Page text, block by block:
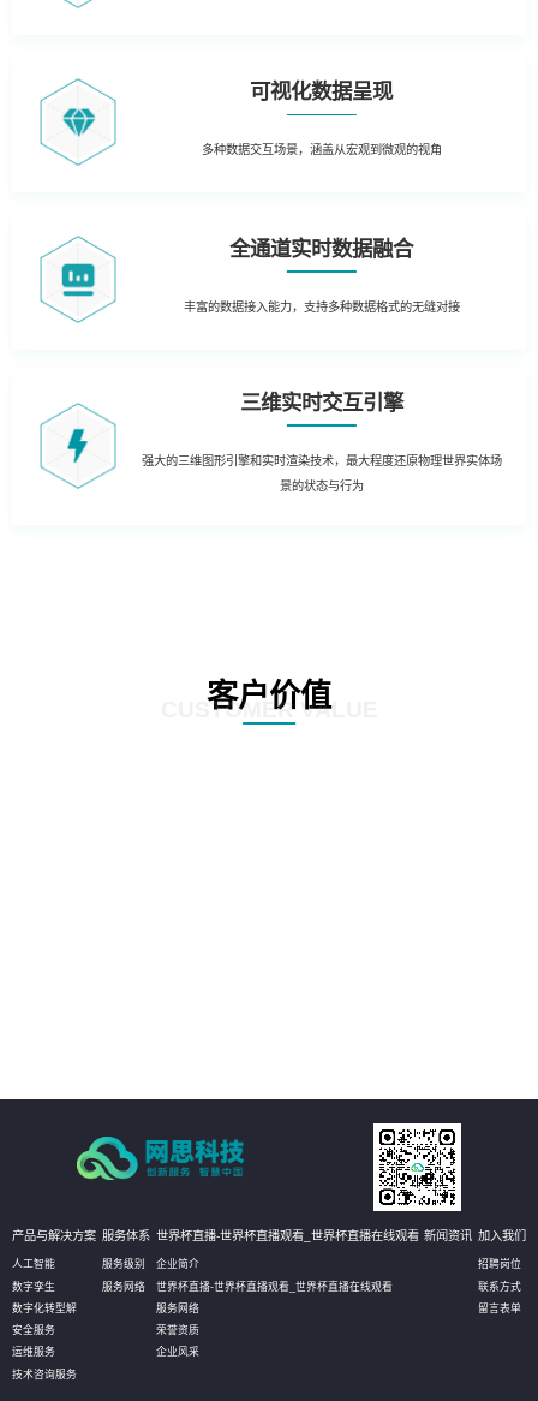
可视化数据呈现
多种数据交互场景，涵盖从宏观到微观的视角
全通道实时数据融合
丰富的数据接入能力，支持多种数据格式的无缝对接
三维实时交互引擎
强大的三维图形引擎和实时渲染技术，最大程度还原物理世界实体场
景的状态与行为
客户价值
CUSTOMER VALUE
产品与解决方案
人工智能
数字孪生
数字化转型解
安全服务
运维服务
技术咨询服务
服务体系
服务级别
服务网络
世界杯直播-世界杯直播观看_世界杯直播在线观看
企业简介
世界杯直播-世界杯直播观看_世界杯直播在线观看
服务网络
荣誉资质
企业风采
新闻资讯 加入我们
招聘岗位
联系方式
留言表单